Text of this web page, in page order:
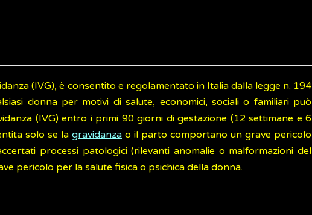
(IVG), è consentito e regolamentato in Italia dalla legge n. 194
donna per motivi di salute, economici, sociali o familiari può
(IVG) entro i primi 90 giorni di gestazione (12 settimane e 6
solo se la gravidanza o il parto comportano un grave pericolo
processi patologici (rilevanti anomalie o malformazioni del
pericolo per la salute fisica o psichica della donna.